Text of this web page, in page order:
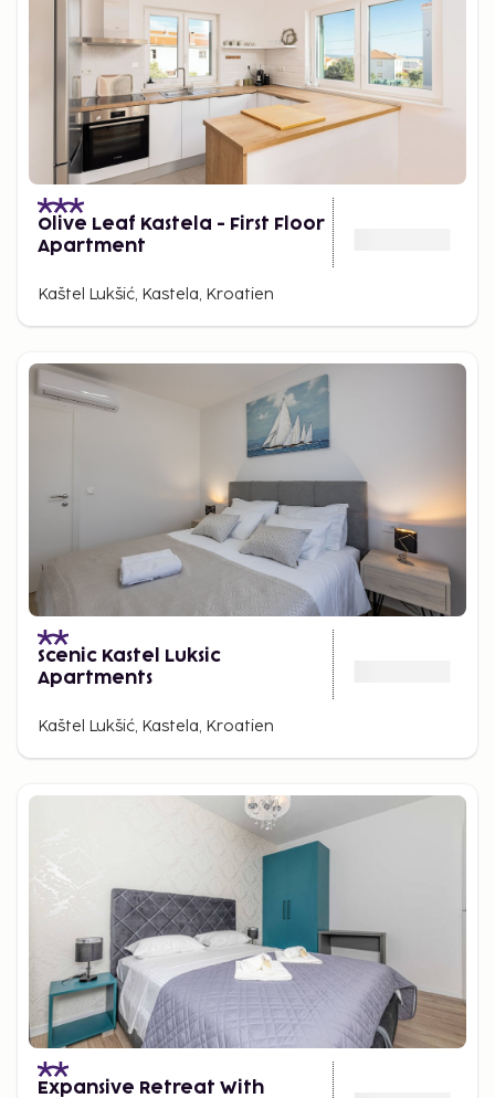
Olive Leaf Kastela - First Floor
Apartment
Kaštel Lukšić, Kastela, Kroatien
Scenic Kastel Luksic
Apartments
Kaštel Lukšić, Kastela, Kroatien
Expansive Retreat With